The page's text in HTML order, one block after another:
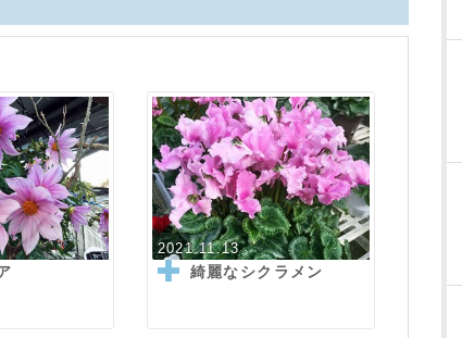
2021.11.13
綺麗なシクラメン